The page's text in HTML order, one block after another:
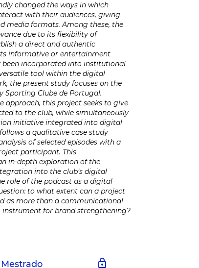
changed the ways in which
with their audiences, giving
media formats. Among these, the
due to its flexibility of
a direct and authentic
informative or entertainment
incorporated into institutional
tool within the digital
the present study focuses on the
Sporting Clube de Portugal.
approach, this project seeks to give
to the club, while simultaneously
initiative integrated into digital
a qualitative case study
of selected episodes with a
participant. This
in-depth exploration of the
into the club’s digital
role of the podcast as a digital
to what extent can a project
as more than a communicational
for brand strengthening?
Mestrado lock